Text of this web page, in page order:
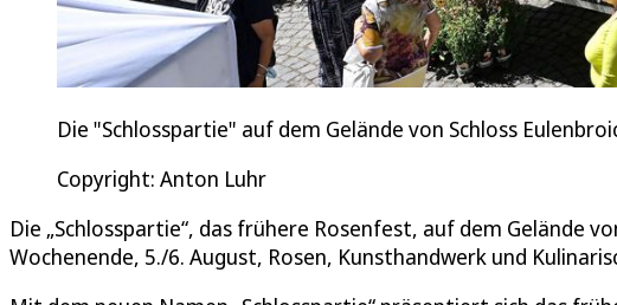
Die "Schlosspartie" auf dem Gelände von Schloss
Copyright: Anton Luhr
Die „Schlosspartie“, das frühere Rosenfest, auf dem Gelände
Wochenende, 5./6. August, Rosen, Kunsthandwerk und